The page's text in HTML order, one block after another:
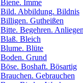
Biene. Imme
Bild. Abbildung. Bildnis
Billigen. Gutheißen
Bitte. Begehren.
Blaß. Bleich
Blume. Blüte
Boden. Grund
Böse. Boshaft. Bösartig
Brauchen. Gebrauchen